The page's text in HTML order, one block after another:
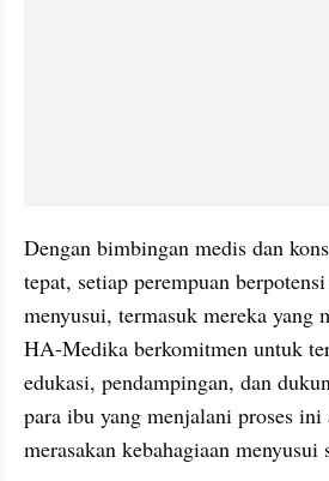
Dengan bimbingan medis dan
tepat, setiap perempuan
menyusui, termasuk mereka yang
HA-Medika berkomitmen untuk
edukasi, pendampingan, dan
para ibu yang menjalani proses ini
merasakan kebahagiaan menyusui